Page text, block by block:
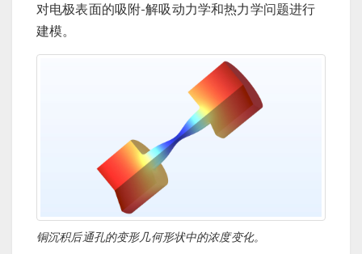
对电极表面的吸附-解吸动力学和热力学问题进行
建模。
铜沉积后通孔的变形几何形状中的浓度变化。